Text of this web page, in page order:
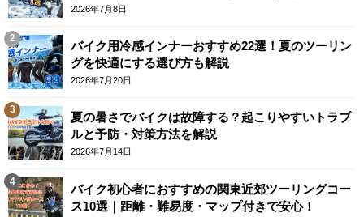
テム
2026年7月8日
バイク用冷感インナーおすすめ22選！夏のツーリン
グを快適にする選び方も解説
2026年7月20日
夏の暑さでバイクは故障する？起こりやすいトラブ
ルと予防・対策方法を解説
2026年7月14日
バイク初心者におすすめの関東近郊ツーリングコー
ス10選｜距離・難易度・マップ付きで安心！